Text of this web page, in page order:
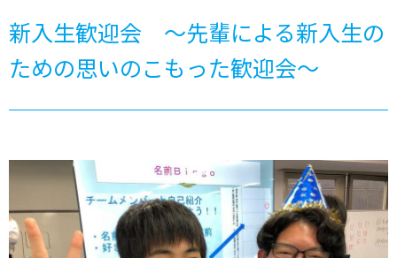
新入生歓迎会 ～先輩による新入生の
ための思いのこもった歓迎会～